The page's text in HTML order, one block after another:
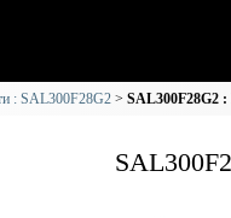
: SAL300F28G2 SAL300F28G2